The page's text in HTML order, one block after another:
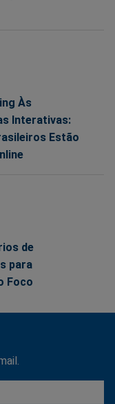
Às
Interativas:
Estão
de
para
Foco